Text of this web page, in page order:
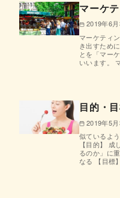
マーケ
2019年6月
マーケティ
き出すため
とを「マー
いいます。
目的・
2019年5月
似ているよ
【目的】
るのか」に
なる 【目標